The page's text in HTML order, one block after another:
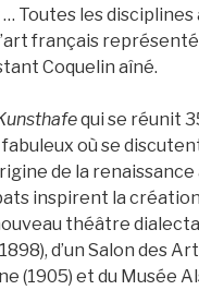
Toutes les disciplines
français représenté
Coquelin aîné.
qui se réunit
où se
de la
inspirent la
théâtre
d’un Salon des
(1905) et du Musée